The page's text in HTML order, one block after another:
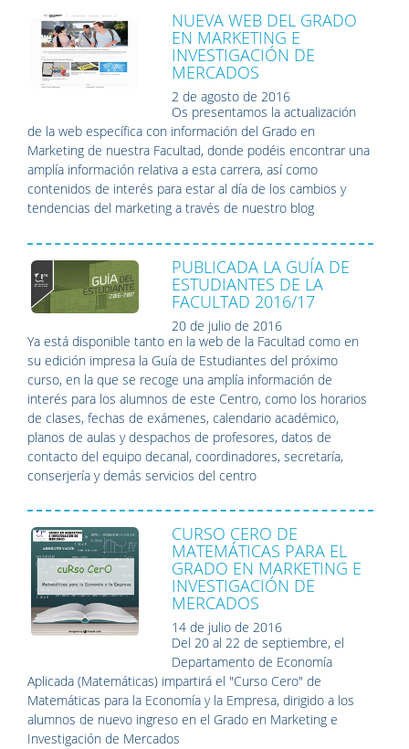
NUEVA WEB DEL GRADO
EN MARKETING E
INVESTIGACIÓN DE
MERCADOS
2 de agosto de 2016
Os presentamos la actualización
de la web específica con información del Grado en
Marketing de nuestra Facultad, donde podéis encontrar una
amplía información relativa a esta carrera, así como
contenidos de interés para estar al día de los cambios y
tendencias del marketing a través de nuestro blog
PUBLICADA LA GUÍA DE
ESTUDIANTES DE LA
FACULTAD 2016/17
20 de julio de 2016
Ya está disponible tanto en la web de la Facultad como en
su edición impresa la Guía de Estudiantes del próximo
curso, en la que se recoge una amplía información de
interés para los alumnos de este Centro, como los horarios
de clases, fechas de exámenes, calendario académico,
planos de aulas y despachos de profesores, datos de
contacto del equipo decanal, coordinadores, secretaría,
conserjería y demás servicios del centro
CURSO CERO DE
MATEMÁTICAS PARA EL
GRADO EN MARKETING E
INVESTIGACIÓN DE
MERCADOS
14 de julio de 2016
Del 20 al 22 de septiembre, el
Departamento de Economía
Aplicada (Matemáticas) impartirá el "Curso Cero" de
Matemáticas para la Economía y la Empresa, dirigido a los
alumnos de nuevo ingreso en el Grado en Marketing e
Investigación de Mercados